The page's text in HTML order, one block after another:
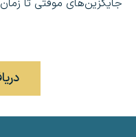
جایگزین‌های موقتی تا